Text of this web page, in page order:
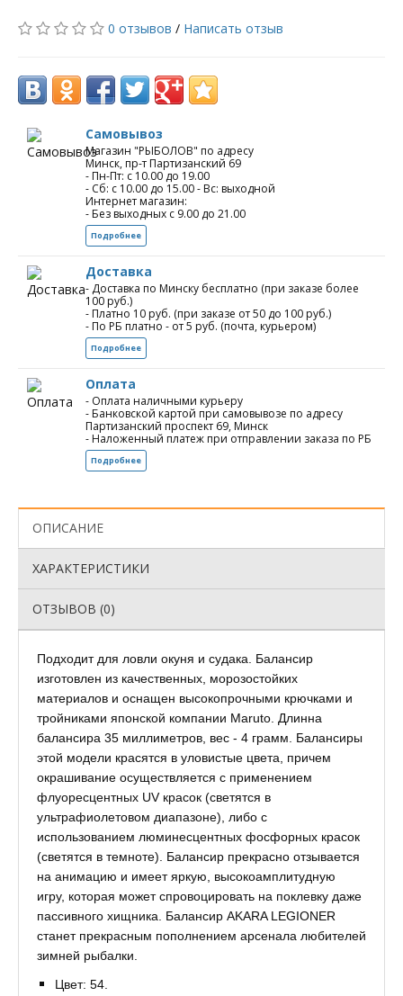
0 отзывов / Написать отзыв
Самовывоз
Магазин "РЫБОЛОВ" по адресу
Минск, пр-т Партизанский 69
- Пн-Пт: с 10.00 до 19.00
- Сб: с 10.00 до 15.00 - Вс: выходной
Интернет магазин:
- Без выходных с 9.00 до 21.00
Подробнее
Доставка
- Доставка по Минску бесплатно (при заказе более
100 руб.)
- Платно 10 руб. (при заказе от 50 до 100 руб.)
- По РБ платно - от 5 руб. (почта, курьером)
Подробнее
Оплата
- Оплата наличными курьеру
- Банковской картой при самовывозе по адресу
Партизанский проспект 69, Минск
- Наложенный платеж при отправлении заказа по РБ
Подробнее
ОПИСАНИЕ
ХАРАКТЕРИСТИКИ
ОТЗЫВОВ (0)
Подходит для ловли окуня и судака. Балансир
изготовлен из качественных, морозостойких
материалов и оснащен высокопрочными крючками и
тройниками японской компании Maruto. Длинна
балансира 35 миллиметров, вес - 4 грамм. Балансиры
этой модели красятся в уловистые цвета, причем
окрашивание осуществляется с применением
флуоресцентных UV красок (светятся в
ультрафиолетовом диапазоне), либо с
использованием люминесцентных фосфорных красок
(светятся в темноте). Балансир прекрасно отзывается
на анимацию и имеет яркую, высокоамплитудную
игру, которая может спровоцировать на поклевку даже
пассивного хищника. Балансир AKARA LEGIONER
станет прекрасным пополнением арсенала любителей
зимней рыбалки.
Цвет: 54.